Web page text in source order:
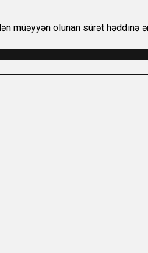
müəyyən olunan sürət həddinə